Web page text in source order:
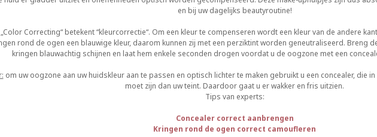
en bij uw dagelijks beautyroutine!
„Color Correcting“ betekent “kleurcorrectie“. Om een kleur te compenseren wordt een kleur van de andere
rond de ogen een blauwige kleur, daarom kunnen zij met een perziktint worden geneutraliseerd. Breng
kringen blauwachtig schijnen en laat hem enkele seconden drogen voordat u de oogzone met een
om uw oogzone aan uw huidskleur aan te passen en optisch lichter te maken gebruikt u een concealer, die
moet zijn dan uw teint. Daardoor gaat u er wakker en fris uitzien.
Tips van experts:
Concealer correct aanbrengen
Kringen rond de ogen correct camoufleren